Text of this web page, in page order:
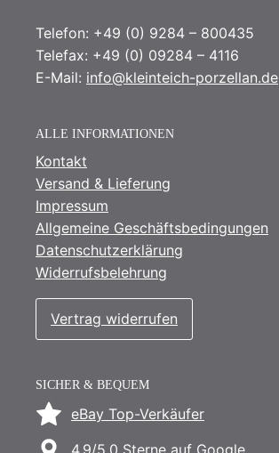
Telefon: +49 (0) 9284 – 800435
Telefax: +49 (0) 09284 – 4116
E-Mail: info@kleinteich-porzellan.de
ALLE INFORMATIONEN
Kontakt
Versand & Lieferung
Impressum
Allgemeine Geschäftsbedingungen
Datenschutzerklärung
Widerrufsbelehrung
Vertrag widerrufen
SICHER & BEQUEM
eBay Top-Verkäufer